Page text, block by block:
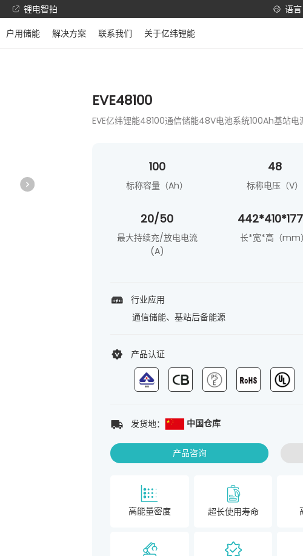
锂电智拍 语言
户用储能 解决方案 联系我们 关于亿纬锂能
EVE48100
EVE亿纬锂能48100通信储能48V电池系统100Ah基站电
100
标称容量（Ah）
48
标称电压（V）
20/50
最大持续充/放电电流
(A)
长*宽*高（mm）
行业应用
通信储能、基站后备能源
产品认证
发货地： 中国仓库
产品咨询
高能量密度 超长使用寿命